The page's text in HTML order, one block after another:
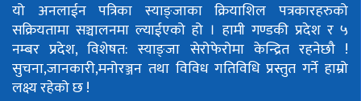
यो अनलाईन पत्रिका स्याङ्जाका क्रियाशिल पत्रकारहरुको
सक्रियतामा सञ्चालनमा ल्याईएको हो । हामी गण्डकी प्रदेश र ५
नम्बर प्रदेश, विशेषत: स्याङ्जा सेरोफेरोमा केन्द्रित रहनेछौ !
सुचना,जानकारी,मनोरञ्जन तथा विविध गतिविधि प्रस्तुत गर्ने हाम्रो
लक्ष्य रहेको छ !